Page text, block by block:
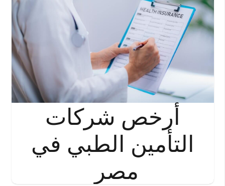
أرخص شركات
التأمين الطبي في
مصر